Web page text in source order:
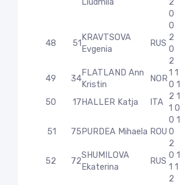
Liudmila
2
0
48 51
KRAVTSOVA
Evgenia
RUS
0
2
0
2
49 34
FLATLAND Ann
Kristin
NOR
1 1
0 1
50 17 HALLER Katja ITA
2 1
1 0
51 75 PURDEA Mihaela ROU
0 1
0
2
52 72
SHUMILOVA
Ekaterina
RUS
0 1
1 1
2